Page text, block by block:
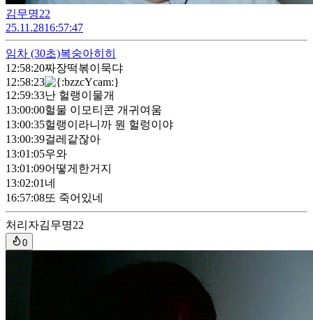
김무명22
25.11.2816:57:47
임차 (30초)복숭아히히
12:58:20짜장떡볶이묵댜
12:58:23
12:59:33난 헐랭이물개
13:00:00헐물 이모티콘 개귀여움
13:00:35헐랭이라니까 뭔 헐렁이야
13:00:39걸레같잖아
13:01:05우와
13:01:09어떻게한거지
13:02:01 네
16:57:08또 죽어있네
처리자김무명22
0